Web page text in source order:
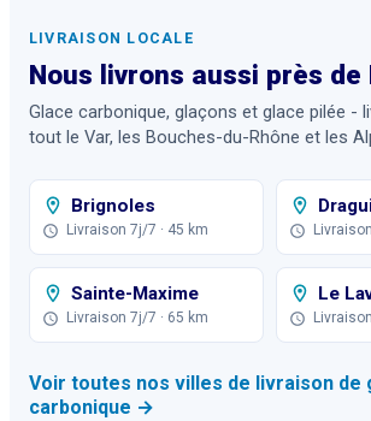
LIVRAISON LOCALE
Nous livrons aussi près de
Glace carbonique, glaçons et glace pilée -
tout le Var, les Bouches-du-Rhône et les
Brignoles
Livraison 7j/7 · 45 km
Sainte-Maxime
Livraison 7j/7 · 65 km
Le
Voir toutes nos villes de livraison de
carbonique →